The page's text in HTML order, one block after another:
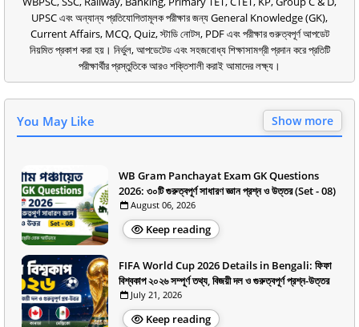
UPSC এবং অন্যান্য প্রতিযোগিতামূলক পরীক্ষার জন্য General Knowledge (GK),
Current Affairs, MCQ, Quiz, স্টাডি নোটস, PDF এবং পরীক্ষার গুরুত্বপূর্ণ আপডেট
নিয়মিত প্রকাশ করা হয়। নির্ভুল, আপডেটেড এবং সহজবোধ্য শিক্ষাসামগ্রী প্রদান করে প্রতিটি
পরীক্ষার্থীর প্রস্তুতিকে আরও শক্তিশালী করাই আমাদের লক্ষ্য।
You May Like Show more
WB Gram Panchayat Exam GK Questions
2026: ৩০টি গুরুত্বপূর্ণ সাধারণ জ্ঞান প্রশ্ন ও উত্তর (Set - 08)
August 06, 2026
Keep reading
FIFA World Cup 2026 Details in Bengali: ফিফা
বিশ্বকাপ ২০২৬ সম্পূর্ণ তথ্য, বিজয়ী দল ও গুরুত্বপূর্ণ প্রশ্ন-উত্তর
July 21, 2026
Keep reading